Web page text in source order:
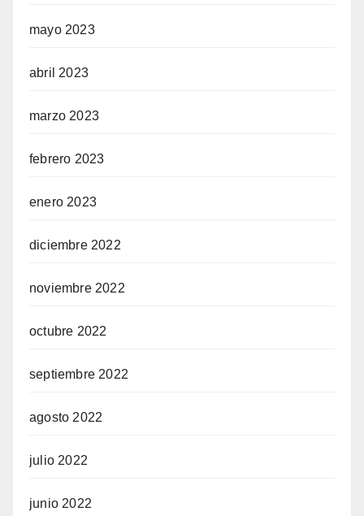
mayo 2023
abril 2023
marzo 2023
febrero 2023
enero 2023
diciembre 2022
noviembre 2022
octubre 2022
septiembre 2022
agosto 2022
julio 2022
junio 2022